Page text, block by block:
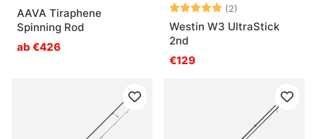
AAVA Tiraphene
Spinning Rod
ab €426
Bewertung:(2)
Westin W3 UltraStick
2nd
€129